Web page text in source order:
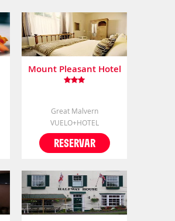
Mount Pleasant Hotel
Great Malvern
VUELO+HOTEL
RESERVAR